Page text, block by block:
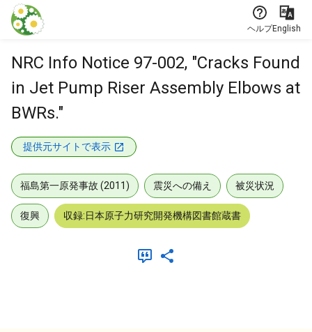
本文に飛ぶ
ヘルプEnglish
NRC Info Notice 97-002, "Cracks Found
in Jet Pump Riser Assembly Elbows at
BWRs."
提供元サイトで表示
福島第一原発事故 (2011) 震災への備え 被災状況
復興 収録:日本原子力研究開発機構図書館蔵書